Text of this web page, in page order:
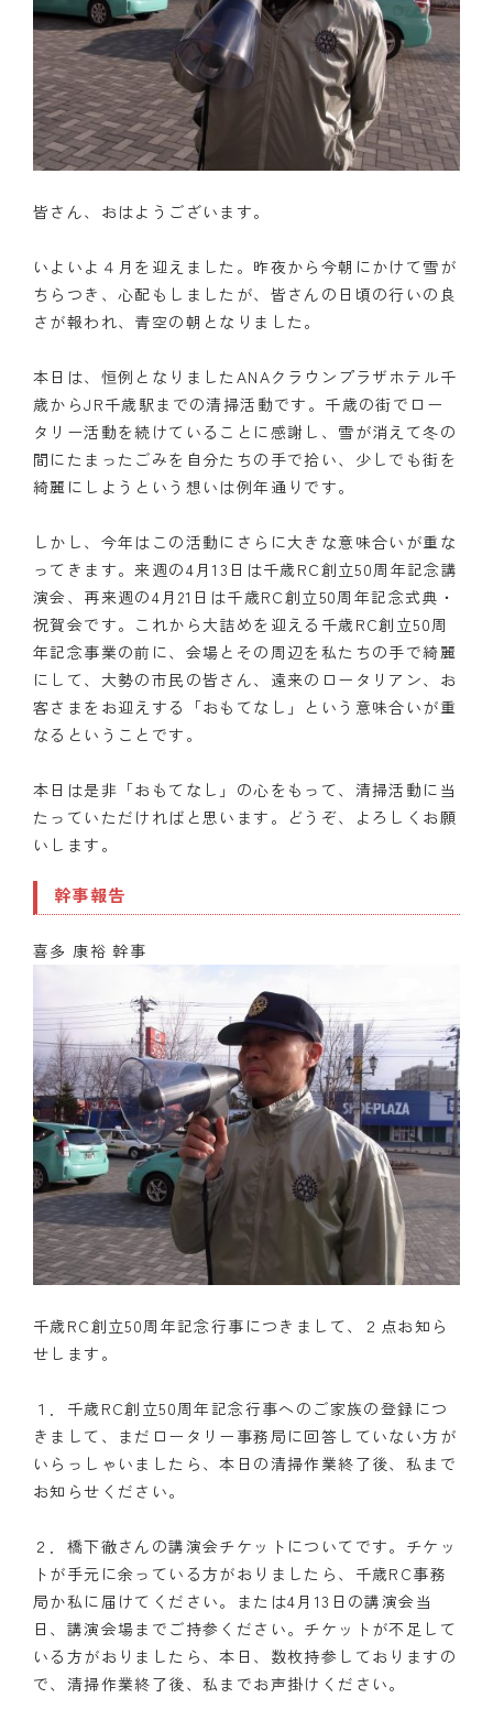
皆さん、おはようございます。
いよいよ４月を迎えました。昨夜から今朝にかけて雪が
ちらつき、心配もしましたが、皆さんの日頃の行いの良
さが報われ、青空の朝となりました。
本日は、恒例となりましたANAクラウンプラザホテル千
歳からJR千歳駅までの清掃活動です。千歳の街でロー
タリー活動を続けていることに感謝し、雪が消えて冬の
間にたまったごみを自分たちの手で拾い、少しでも街を
綺麗にしようという想いは例年通りです。
しかし、今年はこの活動にさらに大きな意味合いが重な
ってきます。来週の4月13日は千歳RC創立50周年記念講
演会、再来週の4月21日は千歳RC創立50周年記念式典・
祝賀会です。これから大詰めを迎える千歳RC創立50周
年記念事業の前に、会場とその周辺を私たちの手で綺麗
にして、大勢の市民の皆さん、遠来のロータリアン、お
客さまをお迎えする「おもてなし」という意味合いが重
なるということです。
本日は是非「おもてなし」の心をもって、清掃活動に当
たっていただければと思います。どうぞ、よろしくお願
いします。
幹事報告
喜多 康裕 幹事
千歳RC創立50周年記念行事につきまして、２点お知ら
せします。
１．千歳RC創立50周年記念行事へのご家族の登録につ
きまして、まだロータリー事務局に回答していない方が
いらっしゃいましたら、本日の清掃作業終了後、私まで
お知らせください。
２．橋下徹さんの講演会チケットについてです。チケッ
トが手元に余っている方がおりましたら、千歳RC事務
局か私に届けてください。または4月13日の講演会当
日、講演会場までご持参ください。チケットが不足して
いる方がおりましたら、本日、数枚持参しておりますの
で、清掃作業終了後、私までお声掛けください。